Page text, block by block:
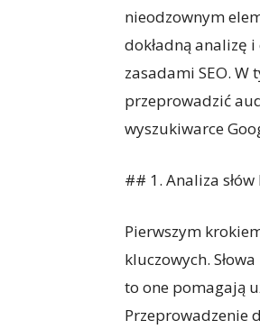
nieodzownym
dokładną analizę
zasadami SEO.
przeprowadzić
wyszukiwarce
## 1. Analiza
Pierwszym
kluczowych.
to one pomagają
Przeprowadzenie